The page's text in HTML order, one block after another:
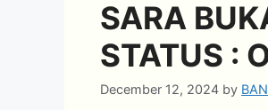
SARA
STATUS :
December 12, 2024 by